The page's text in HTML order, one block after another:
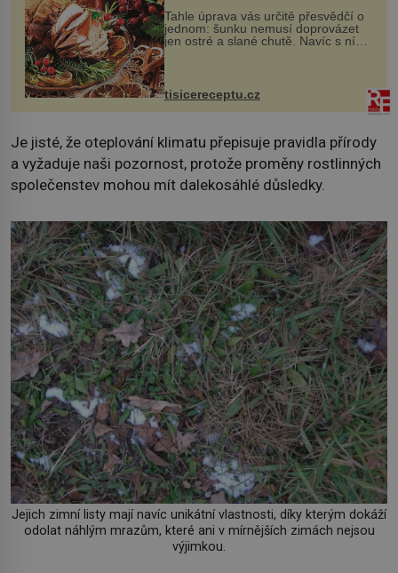
Tahle úprava vás určitě přesvědčí o
jednom: šunku nemusí doprovázet
jen ostré a slané chutě. Navíc s ní
nakrmíte poměrně hodně hladových
krků. Ingredience sádlo 3 kg šunky
vcelku 3 stroužky česneku hl...
tisicereceptu.cz
Je jisté, že oteplování klimatu přepisuje pravidla přírody
a vyžaduje naši pozornost, protože proměny rostlinných
společenstev mohou mít dalekosáhlé důsledky.
Jejich zimní listy mají navíc unikátní vlastnosti, díky kterým dokáží
odolat náhlým mrazům, které ani v mírnějších zimách nejsou
výjimkou.